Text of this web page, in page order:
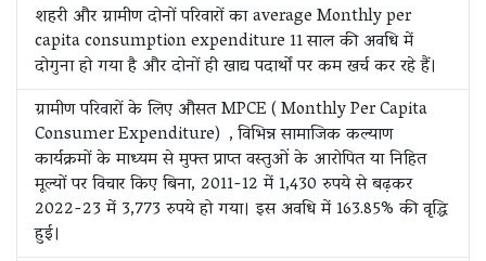
शहरी और ग्रामीण दोनों परिवारों का average Monthly per
capita consumption expenditure 11 साल की अवधि में
दोगुना हो गया है और दोनों ही खाद्य पदार्थों पर कम खर्च कर रहे हैं।
ग्रामीण परिवारों के लिए औसत MPCE ( Monthly Per Capita
Consumer Expenditure) , विभिन्न सामाजिक कल्याण
कार्यक्रमों के माध्यम से मुफ्त प्राप्त वस्तुओं के आरोपित या निहित
मूल्यों पर विचार किए बिना, 2011-12 में 1,430 रुपये से बढ़कर
2022-23 में 3,773 रुपये हो गया। इस अवधि में 163.85% की वृद्धि
हुई।